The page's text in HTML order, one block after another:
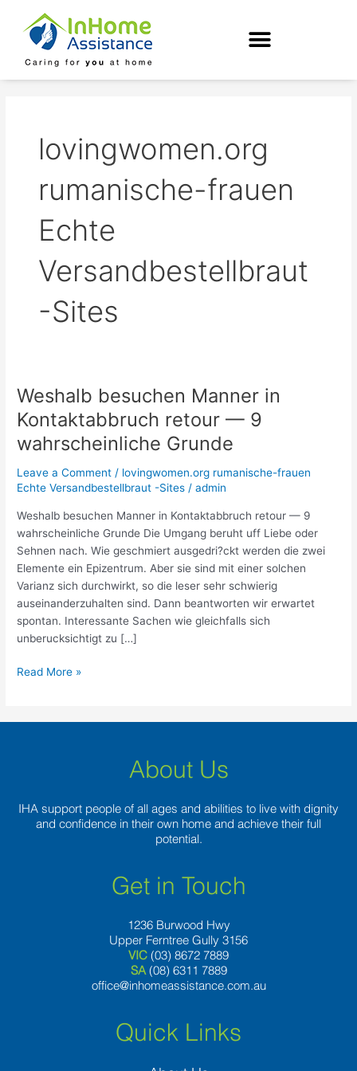
content
lovingwomen.org
rumanische-frauen
Echte
Versandbestellbraut
-Sites
Weshalb besuchen Manner in
Kontaktabbruch retour — 9
wahrscheinliche Grunde
Leave a Comment / lovingwomen.org rumanische-frauen
Echte Versandbestellbraut -Sites /admin
Weshalb besuchen Manner in Kontaktabbruch retour — 9
wahrscheinliche Grunde Die Umgang beruht uff Liebe oder
Sehnen nach. Wie geschmiert ausgedri?ckt werden die zwei
Elemente ein Epizentrum. Aber sie sind mit einer solchen
Varianz sich durchwirkt, so die leser sehr schwierig
auseinanderzuhalten sind. Dann beantworten wir erwartet
spontan. Interessante Sachen wie gleichfalls sich
unberucksichtigt zu […]
Weshalb
besuchen
Manner
in
retour
9
wahrscheinliche
Grunde
Read More »
About Us
IHA support people of all ages and abilities to live with dignity
and confidence in their own home and achieve their full
potential.
Get in Touch
1236 Burwood Hwy
Upper Ferntree Gully 3156
VIC (03) 8672 7889
SA (08) 6311 7889
office@inhomeassistance.com.au
Quick Links